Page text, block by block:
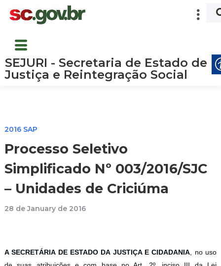
SEJURI - Secretaria de Estado de
Justiça e Reintegração Social
2016 SAP
Processo Seletivo
Simplificado Nº 003/2016/SJC
– Unidades de Criciúma
28 de January de 2016
A SECRETÁRIA DE ESTADO DA JUSTIÇA E CIDADANIA , no uso